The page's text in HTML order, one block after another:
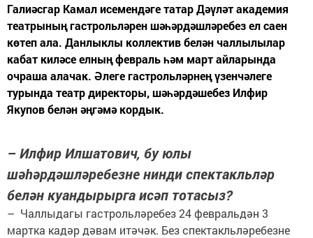
Галиәсгар Камал исемендәге татар Дәүләт академия
театрының гастрольләрен шәһәрдәшләребез ел саен
көтеп ала. Данлыклы коллектив белән чаллылылар
кабат киләсе елның февраль һәм март айларында
очраша алачак. Әлеге гастрольләрнең үзенчәлеге
турында театр директоры, шәһәрдәшебез Илфир
Якупов белән әңгәмә кордык.
– Илфир Илшатович, бу юлы
шәһәрдәшләребезне нинди спектакльләр
белән куандырырга исәп тотасыз?
– Чаллыдагы гастрольләребез 24 февральдән 3
мартка кадәр дәвам итәчәк. Без спектакльләребезне